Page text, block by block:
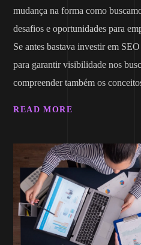
mudança na forma como
desafios e oportunidades para
Se antes bastava investir em
para garantir visibilidade nos
compreender também os
READ MORE